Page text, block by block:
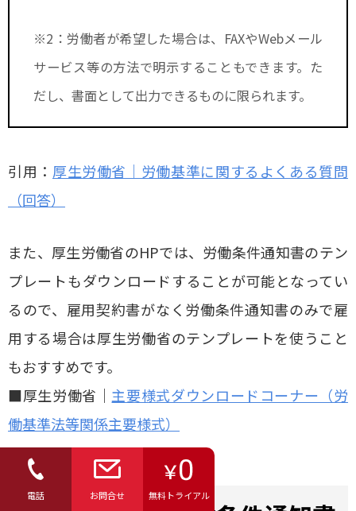
※2：労働者が希望した場合は、FAXやWebメール
サービス等の方法で明示することもできます。た
だし、書面として出力できるものに限られます。
引用： 厚生労働省｜労働基準に関するよくある質問
（回答）
また、厚生労働省のHPでは、労働条件通知書のテン
プレートもダウンロードすることが可能となってい
るので、雇用契約書がなく労働条件通知書のみで雇
用する場合は厚生労働省のテンプレートを使うこと
もおすすめです。
■厚生労働省｜ 主要様式ダウンロードコーナー（労
働基準法等関係主要様式）
電話 お問合せ 無料トライアル